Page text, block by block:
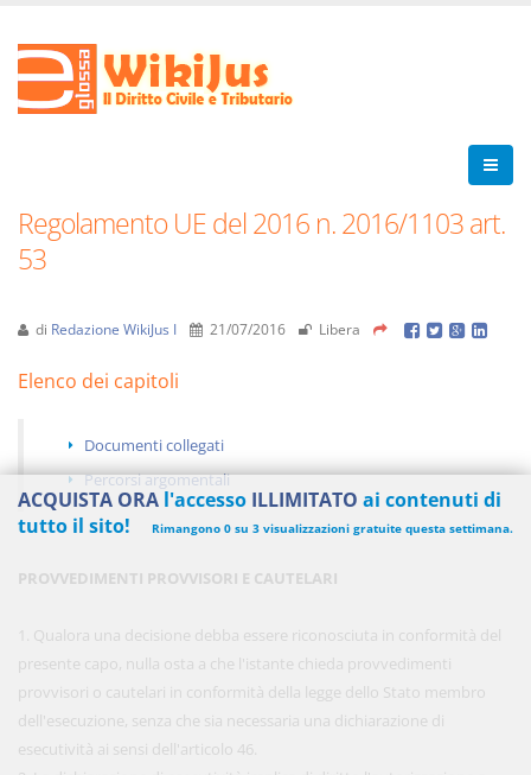
Regolamento UE del 2016 n. 2016/1103 art.
53
di Redazione WikiJus I 21/07/2016 Libera
Elenco dei capitoli
Documenti collegati
Percorsi argomentali
PROVVEDIMENTI PROVVISORI E CAUTELARI
1. Qualora una decisione debba essere riconosciuta in conformità del
presente capo, nulla osta a che l'istante chieda provvedimenti
provvisori o cautelari in conformità della legge dello Stato membro
dell'esecuzione, senza che sia necessaria una dichiarazione di
esecutività ai sensi dell'articolo 46.
ACQUISTA ORA l'accesso ILLIMITATO ai contenuti di
tutto il sito!
Rimangono 0 su 3 visualizzazioni gratuite questa settimana.
450,00 € ANNUALI
anziché 570.00€ risparmi il 21%!
Acquista ora